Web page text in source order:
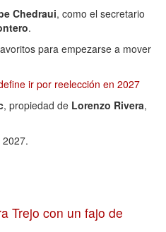
Chedraui, como el secretario
.
para empezarse a mover
ir por reelección en 2027
, propiedad de Lorenzo Rivera,
Trejo con un fajo de